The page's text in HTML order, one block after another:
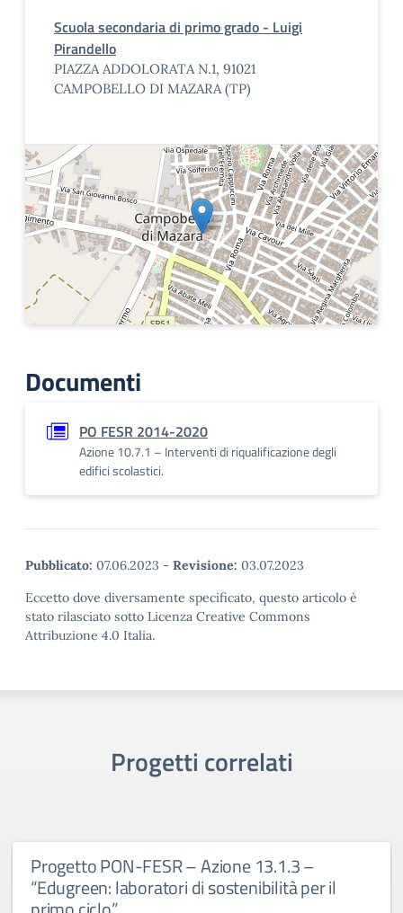
Scuola secondaria di primo grado - Luigi
Pirandello
PIAZZA ADDOLORATA N.1, 91021
CAMPOBELLO DI MAZARA (TP)
Documenti
PO FESR 2014-2020
Azione 10.7.1 – Interventi di riqualificazione degli
edifici scolastici.
Pubblicato: 07.06.2023 - Revisione: 03.07.2023
Eccetto dove diversamente specificato, questo articolo è
stato rilasciato sotto Licenza Creative Commons
Attribuzione 4.0 Italia.
Progetti correlati
Progetto PON-FESR – Azione 13.1.3 –
“Edugreen: laboratori di sostenibilità per il